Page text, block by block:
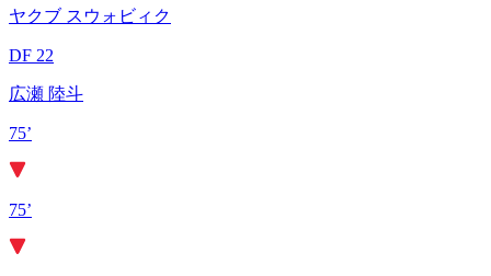
ヤクブ スウォビィク
DF 22
広瀬 陸斗
75’
75’